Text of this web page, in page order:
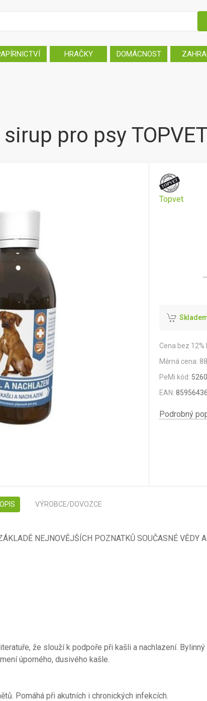
HRAČKY DOMÁCNOST
pro psy
Topvet
Cena bez 12%
Měrná cena:
PeMi kód:
EAN:
Podrobný
VÝROBCE/DOVOZCE
NEJNOVĚJŠÍCH POZNATKŮ SOUČASNÉ VĚDY
že slouží k podpoře při kašli a nachlazení.
úporného, dusivého kašle.
Pomáhá při akutních i chronických infekcích.